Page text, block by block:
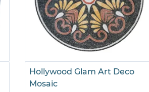
Hollywood Glam Art Deco
Mosaic